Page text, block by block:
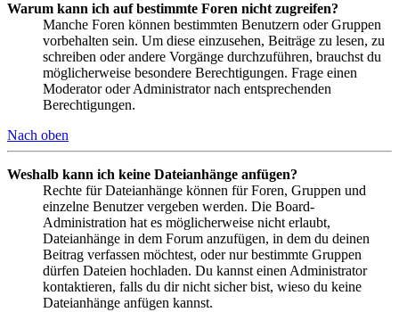
Warum kann ich auf bestimmte Foren nicht zugreifen?
Manche Foren können bestimmten Benutzern oder Gruppen
vorbehalten sein. Um diese einzusehen, Beiträge zu lesen, zu
schreiben oder andere Vorgänge durchzuführen, brauchst du
möglicherweise besondere Berechtigungen. Frage einen
Moderator oder Administrator nach entsprechenden
Berechtigungen.
Nach oben
Weshalb kann ich keine Dateianhänge anfügen?
Rechte für Dateianhänge können für Foren, Gruppen und
einzelne Benutzer vergeben werden. Die Board-
Administration hat es möglicherweise nicht erlaubt,
Dateianhänge in dem Forum anzufügen, in dem du deinen
Beitrag verfassen möchtest, oder nur bestimmte Gruppen
dürfen Dateien hochladen. Du kannst einen Administrator
kontaktieren, falls du dir nicht sicher bist, wieso du keine
Dateianhänge anfügen kannst.